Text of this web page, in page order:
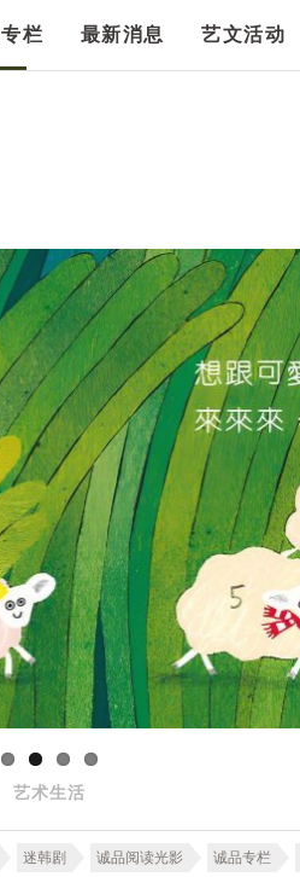
栏 最新消息 艺文活动
艺术生活
迷韩剧 诚品阅读光影 诚品专栏